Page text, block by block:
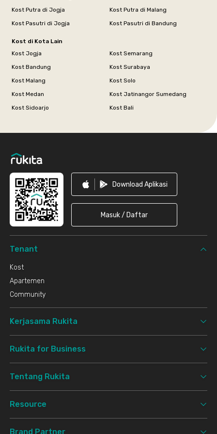
Kost Putra di Jogja
Kost Putra di Malang
Kost Pasutri di Jogja
Kost Pasutri di Bandung
Kost di Kota Lain
Kost Jogja
Kost Semarang
Kost Bandung
Kost Surabaya
Kost Malang
Kost Solo
Kost Medan
Kost Jatinangor Sumedang
Kost Sidoarjo
Kost Bali
Download Aplikasi
Masuk / Daftar
Tenant
Kost
Apartemen
Community
Kerjasama Rukita
Rukita for Business
Tentang Rukita
Resource
Brand Partner